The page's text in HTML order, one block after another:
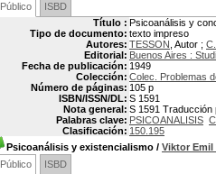
Público
ISBD
Título : Psicoanálisis y
Tipo de documento: texto impreso
Autores: TESSON , Autor ;
Editorial: Buenos Aires :
Fecha de publicación: 1949
Colección: Colec. Problemas
Número de páginas: 105 p
ISBN/ISSN/DL: S 1591
Nota general: S 1591 Traducción
Palabras clave: PSICOANALISIS
Clasificación: 150.195
Psicoanálisis y existencialismo / Viktor Emil
Público
ISBD